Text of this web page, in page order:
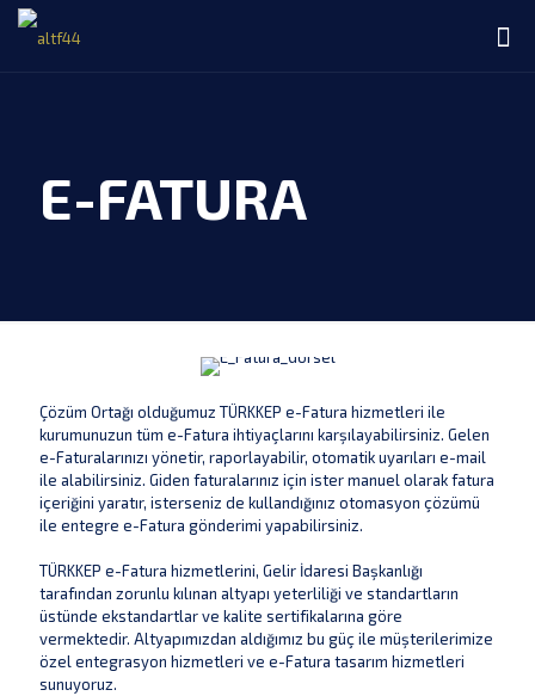
E-FATURA
Çözüm Ortağı olduğumuz TÜRKKEP e-Fatura hizmetleri ile
kurumunuzun tüm e-Fatura ihtiyaçlarını karşılayabilirsiniz. Gelen
e-Faturalarınızı yönetir, raporlayabilir, otomatik uyarıları e-mail
ile alabilirsiniz. Giden faturalarınız için ister manuel olarak fatura
içeriğini yaratır, isterseniz de kullandığınız otomasyon çözümü
ile entegre e-Fatura gönderimi yapabilirsiniz.
TÜRKKEP e-Fatura hizmetlerini, Gelir İdaresi Başkanlığı
tarafından zorunlu kılınan altyapı yeterliliği ve standartların
üstünde ekstandartlar ve kalite sertifikalarına göre
vermektedir. Altyapımızdan aldığımız bu güç ile müşterilerimize
özel entegrasyon hizmetleri ve e-Fatura tasarım hizmetleri
sunuyoruz.